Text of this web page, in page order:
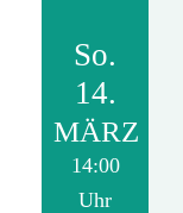
So.
14.
MÄRZ
14:00
Uhr